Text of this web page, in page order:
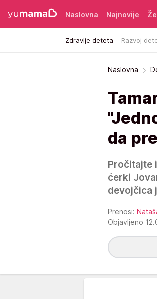
Naslovna Najnovije
Zdravlje deteta Razvoj
Naslovna
da
Pročitajte
ćerki
devojčica
Prenosi:
Objavljeno